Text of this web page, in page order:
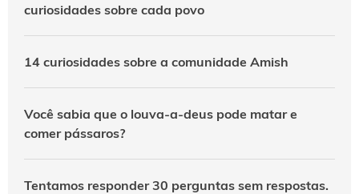
curiosidades sobre cada povo
14 curiosidades sobre a comunidade Amish
Você sabia que o louva-a-deus pode matar e
comer pássaros?
Tentamos responder 30 perguntas sem respostas.